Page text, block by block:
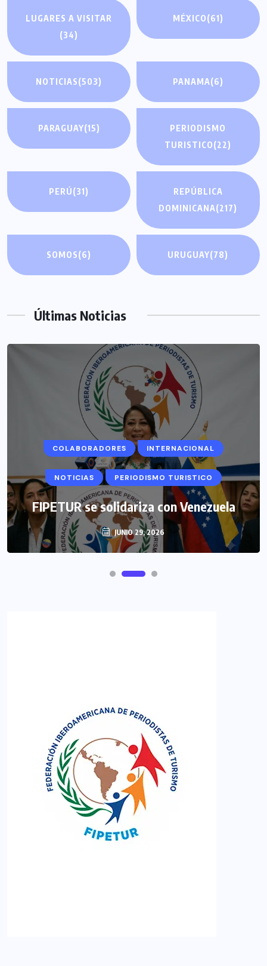
LUGARES A VISITAR
(34)
MÉXICO(61)
NOTICIAS(503) PANAMA(6)
PARAGUAY(15)
PERIODISMO
TURISTICO(22)
PERÚ(31)
REPÚBLICA
DOMINICANA(217)
SOMOS(6) URUGUAY(78)
Últimas Noticias
COLABORADORES INTERNACIONAL
NOTICIAS PERIODISMO TURISTICO
FIPETUR se solidariza con Venezuela
JUNIO 29, 2026